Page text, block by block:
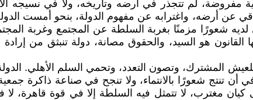
مفروضة، لم تتجذر في أرضه وتاريخه، ولا في
عن أرضه، واغترابه عن مفهوم الدولة، بنحو أمست
لديه شعورًا مزمنًا بغربة السلطة عن المجتمع وغربة
القانون هو السيد، والحقوق مصانة، دولة تنبثق من
المشترك، وتصون التعدد، وتحمي السلم الأهلي.
تنتج شعورًا بالانتماء، ولا تنجح في صناعة ذاكرة
كيان مغترب، لا تتمثل فيه السلطة إلا في قوة قاهرة،